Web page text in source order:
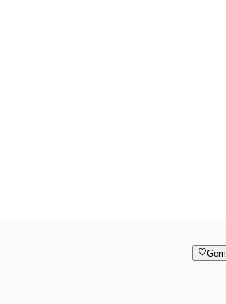
Gem